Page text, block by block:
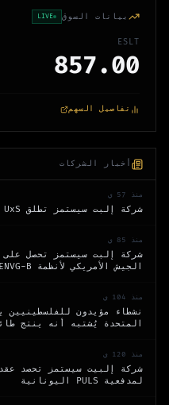
بيانات السوق LIVE
ESLT
857.00
تفاصيل السهم
أخبار الشركات
منذ 57 ي
شركة إلبت سيستمز تطلق E-LynX UxS للاتصالات الموحدة
منذ 85 ي
الجيش الأمريكي لأنظمة ENVG-B
منذ 104 ي
نشطاء مؤيدون للفلسطينيين
المتحدة يُشتبه أنه ينتج
منذ 120 ي
لمدفعية PULS اليونانية